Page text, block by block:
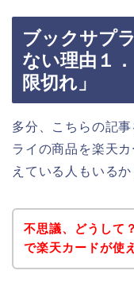
ブックサプ
ない理由１
限切れ」
多分、こちらの記
ライの商品を楽天
えている人もいる
不思議、どうして
で楽天カードが使